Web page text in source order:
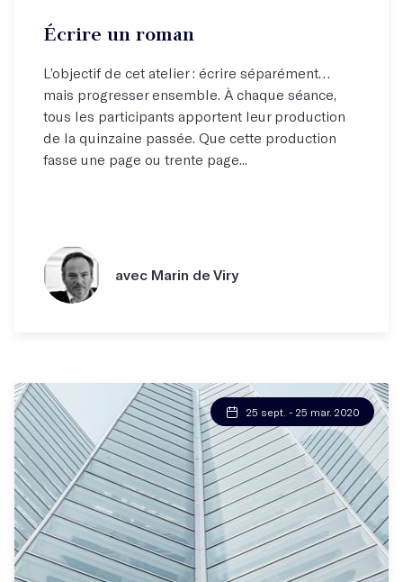
Écrire un roman
L’objectif de cet atelier : écrire séparément…
mais progresser ensemble. À chaque séance,
tous les participants apportent leur production
de la quinzaine passée. Que cette production
fasse une page ou trente page...
avec Marin de Viry
25 sept. - 25 mar. 2020